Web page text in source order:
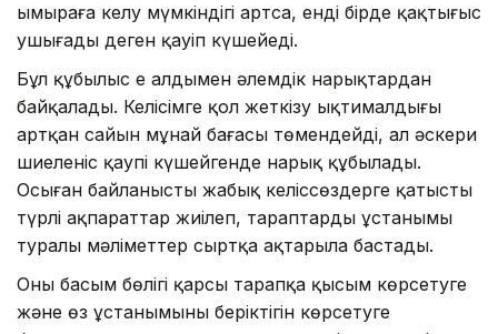
ымыраға келу мүмкіндігі артса, енді бірде қақтығыс
ушығады деген қауіп күшейеді.
Бұл құбылыс ең алдымен әлемдік нарықтардан
байқалады. Келісімге қол жеткізу ықтималдығы
артқан сайын мұнай бағасы төмендейді, ал әскери
шиеленіс қаупі күшейгенде нарық құбылады.
Осыған байланысты жабық келіссөздерге қатысты
түрлі ақпараттар жиілеп, тараптардың ұстанымы
туралы мәліметтер сыртқа ақтарыла бастады.
Оның басым бөлігі қарсы тарапқа қысым көрсетуге
және өз ұстанымының беріктігін көрсетуге